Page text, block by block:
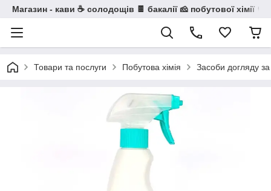
Магазин - кави ☕ солодощів 🍫 бакалії 🧀 побутової хімії 🧼
Товари та послуги Побутова хімія Засоби догляду